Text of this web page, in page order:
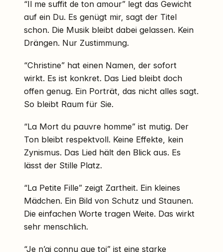
“Il me suffit de ton amour” legt das Gewicht
auf ein Du. Es genügt mir, sagt der Titel
schon. Die Musik bleibt dabei gelassen. Kein
Drängen. Nur Zustimmung.
“Christine” hat einen Namen, der sofort
wirkt. Es ist konkret. Das Lied bleibt doch
offen genug. Ein Porträt, das nicht alles sagt.
So bleibt Raum für Sie.
“La Mort du pauvre homme” ist mutig. Der
Ton bleibt respektvoll. Keine Effekte, kein
Zynismus. Das Lied hält den Blick aus. Es
lässt der Stille Platz.
“La Petite Fille” zeigt Zartheit. Ein kleines
Mädchen. Ein Bild von Schutz und Staunen.
Die einfachen Worte tragen Weite. Das wirkt
sehr menschlich.
“Je n’ai connu que toi” ist eine starke